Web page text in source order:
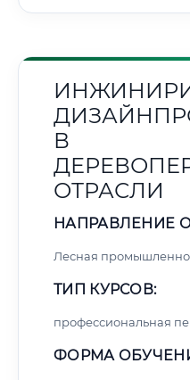
В
ОТРАСЛИ
НАПРАВЛЕНИЕ
Лесная
ТИП КУРСОВ:
профессиональная
ФОРМА